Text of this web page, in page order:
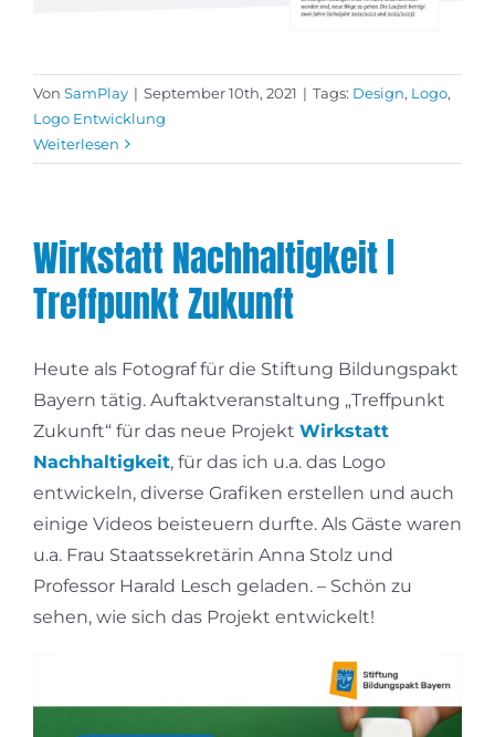
Von SamPlay | September 10th, 2021 | Tags: Design, Logo,
Logo Entwicklung
Weiterlesen
Wirkstatt Nachhaltigkeit |
Treffpunkt Zukunft
Heute als Fotograf für die Stiftung Bildungspakt
Bayern tätig. Auftaktveranstaltung „Treffpunkt
Zukunft“ für das neue Projekt Wirkstatt
Nachhaltigkeit, für das ich u.a. das Logo
entwickeln, diverse Grafiken erstellen und auch
einige Videos beisteuern durfte. Als Gäste waren
u.a. Frau Staatssekretärin Anna Stolz und
Professor Harald Lesch geladen. – Schön zu
sehen, wie sich das Projekt entwickelt!